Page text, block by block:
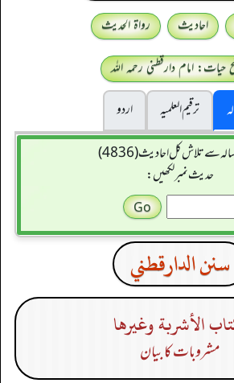
احادیث
رواۃ الحدیث
حیات: امام دارقطنی رحمہ اللہ
ترقیم العلمیہ
اردو
سے تلاش کل احادیث (4836)
حدیث نمبر لکھیں:
سنن الدارقطني
الأشربة وغيرها
مشروبات کا بیان